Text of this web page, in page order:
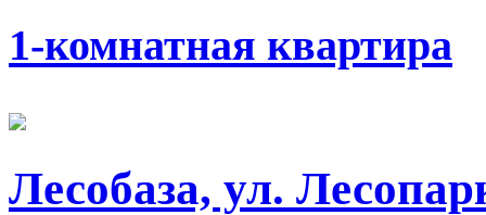
1-комнатная квартира
Лесобаза, ул.